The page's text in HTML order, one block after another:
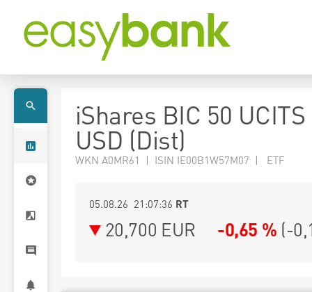
iShares BIC 50 UCITS
USD (Dist)
WKN A0MR61 | ISIN IE00B1W57M07 | ETF
05.08.26 21:07:36 RT
20,700 EUR -0,65 % (-